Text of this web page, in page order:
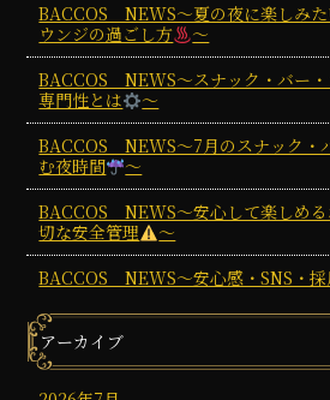
BACCOS NEWS～夏の夜に楽しみた
ウンジの過ごし方
～
BACCOS NEWS～スナック・バー・
専門性とは
～
BACCOS NEWS～7月のスナック・
む夜時間
～
BACCOS NEWS～安心して楽しめ
切な安全管理
～
BACCOS NEWS～安心感・SNS・採
アーカイブ